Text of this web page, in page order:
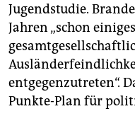
Jugendstudie.
Jahren „schon
entgegenzutreten“.
Punkte-Plan für